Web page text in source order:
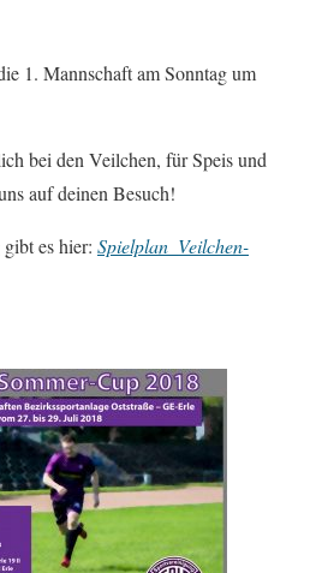
1. Mannschaft am Sonntag um
bei den Veilchen, für Speis und
auf deinen Besuch!
es hier: Spielplan_Veilchen-